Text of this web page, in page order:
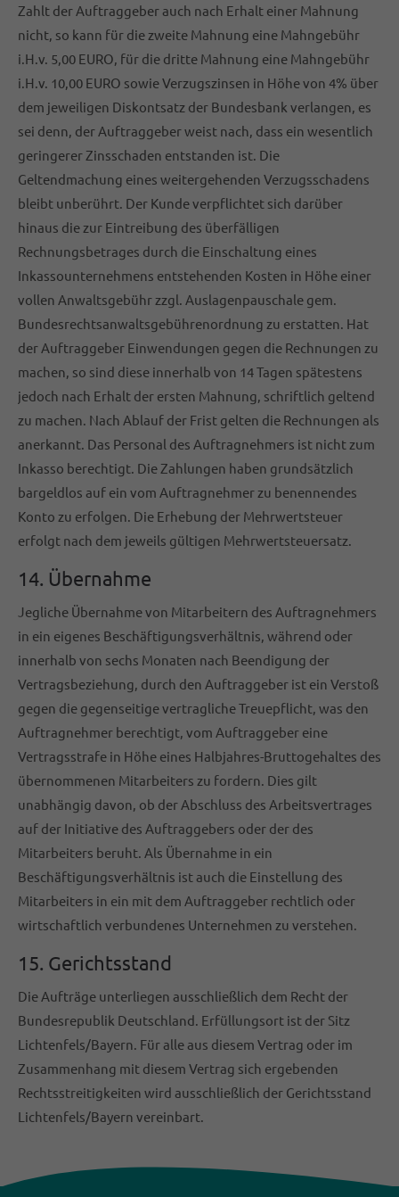
Zahlt der Auftraggeber auch nach Erhalt einer Mahnung
nicht, so kann für die zweite Mahnung eine Mahngebühr
i.H.v. 5,00 EURO, für die dritte Mahnung eine Mahngebühr
i.H.v. 10,00 EURO sowie Verzugszinsen in Höhe von 4% über
dem jeweiligen Diskontsatz der Bundesbank verlangen, es
sei denn, der Auftraggeber weist nach, dass ein wesentlich
geringerer Zinsschaden entstanden ist. Die
Geltendmachung eines weitergehenden Verzugsschadens
bleibt unberührt. Der Kunde verpflichtet sich darüber
hinaus die zur Eintreibung des überfälligen
Rechnungsbetrages durch die Einschaltung eines
Inkassounternehmens entstehenden Kosten in Höhe einer
vollen Anwaltsgebühr zzgl. Auslagenpauschale gem.
Bundesrechtsanwaltsgebührenordnung zu erstatten. Hat
der Auftraggeber Einwendungen gegen die Rechnungen zu
machen, so sind diese innerhalb von 14 Tagen spätestens
jedoch nach Erhalt der ersten Mahnung, schriftlich geltend
zu machen. Nach Ablauf der Frist gelten die Rechnungen als
anerkannt. Das Personal des Auftragnehmers ist nicht zum
Inkasso berechtigt. Die Zahlungen haben grundsätzlich
bargeldlos auf ein vom Auftragnehmer zu benennendes
Konto zu erfolgen. Die Erhebung der Mehrwertsteuer
erfolgt nach dem jeweils gültigen Mehrwertsteuersatz.
14. Übernahme
Jegliche Übernahme von Mitarbeitern des Auftragnehmers
in ein eigenes Beschäftigungsverhältnis, während oder
innerhalb von sechs Monaten nach Beendigung der
Vertragsbeziehung, durch den Auftraggeber ist ein Verstoß
gegen die gegenseitige vertragliche Treuepflicht, was den
Auftragnehmer berechtigt, vom Auftraggeber eine
Vertragsstrafe in Höhe eines Halbjahres-Bruttogehaltes des
übernommenen Mitarbeiters zu fordern. Dies gilt
unabhängig davon, ob der Abschluss des Arbeitsvertrages
auf der Initiative des Auftraggebers oder der des
Mitarbeiters beruht. Als Übernahme in ein
Beschäftigungsverhältnis ist auch die Einstellung des
Mitarbeiters in ein mit dem Auftraggeber rechtlich oder
wirtschaftlich verbundenes Unternehmen zu verstehen.
15. Gerichtsstand
Die Aufträge unterliegen ausschließlich dem Recht der
Bundesrepublik Deutschland. Erfüllungsort ist der Sitz
Lichtenfels/Bayern. Für alle aus diesem Vertrag oder im
Zusammenhang mit diesem Vertrag sich ergebenden
Rechtsstreitigkeiten wird ausschließlich der Gerichtsstand
Lichtenfels/Bayern vereinbart.